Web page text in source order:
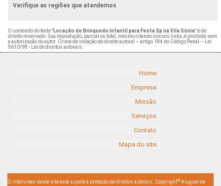
Verifique as regiões que atendemos
O conteúdo do texto "Locação de Brinquedo Infantil para Festa Sp na Vila Sônia" é de
direito reservado. Sua reprodução, parcial ou total, mesmo citando nossos links, é proibida sem
a autorização do autor. Crime de violação de direito autoral – artigo 184 do Código Penal – Lei
9610/98 - Lei de direitos autorais.
Home
Empresa
Missão
Serviços
Contato
Mapa do site
O inteiro teor deste site está sujeito à proteção de direitos autorais. Copyright© Aluguel de